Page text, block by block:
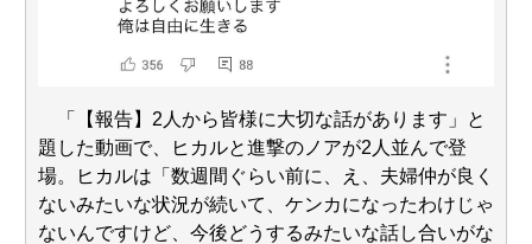
「【報告】2人から皆様に大切な話があります」と
題した動画で、ヒカルと進撃のノアが2人並んで登
場。ヒカルは「数週間ぐらい前に、え、夫婦仲が良く
ないみたいな状況が続いて、ケンカになったわけじゃ
ないんですけど、今後どうするみたいな話し合いがな